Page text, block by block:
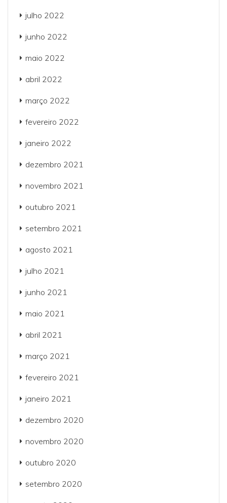
julho 2022
junho 2022
maio 2022
abril 2022
março 2022
fevereiro 2022
janeiro 2022
dezembro 2021
novembro 2021
outubro 2021
setembro 2021
agosto 2021
julho 2021
junho 2021
maio 2021
abril 2021
março 2021
fevereiro 2021
janeiro 2021
dezembro 2020
novembro 2020
outubro 2020
setembro 2020